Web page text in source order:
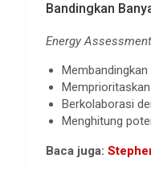
Bandingkan
Energy Assessment
Berkolaborasi
Menghitung
Baca juga: